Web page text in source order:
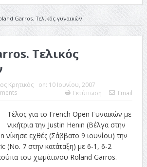
Ο Ντι Κάπριο και ο Λάνθιμος
Χωρίς Λέξεις
αντισυμβατική καλοκαιρινή
#517
Πολλές Μορφές: Κι Όλες Σε Αφορούν
για Σένα και την Επιχείρησή σου
Αξίζει άραγε?
Garros. Τελικός γυναικών
Τελικός
Κρητικός on: 10 Ιουνίου, 2007
Εκτύπωση Email
Τέλος για το French Open Γυναικών με
νικήτρια την Justin Henin (Βέλγα στην
νίκησε εχθές (Σάββατο 9 ιουνίου) την
(Νο. 7 στην κατάταξη) με 6-1, 6-2
του χωμάτινου Roland Garros.